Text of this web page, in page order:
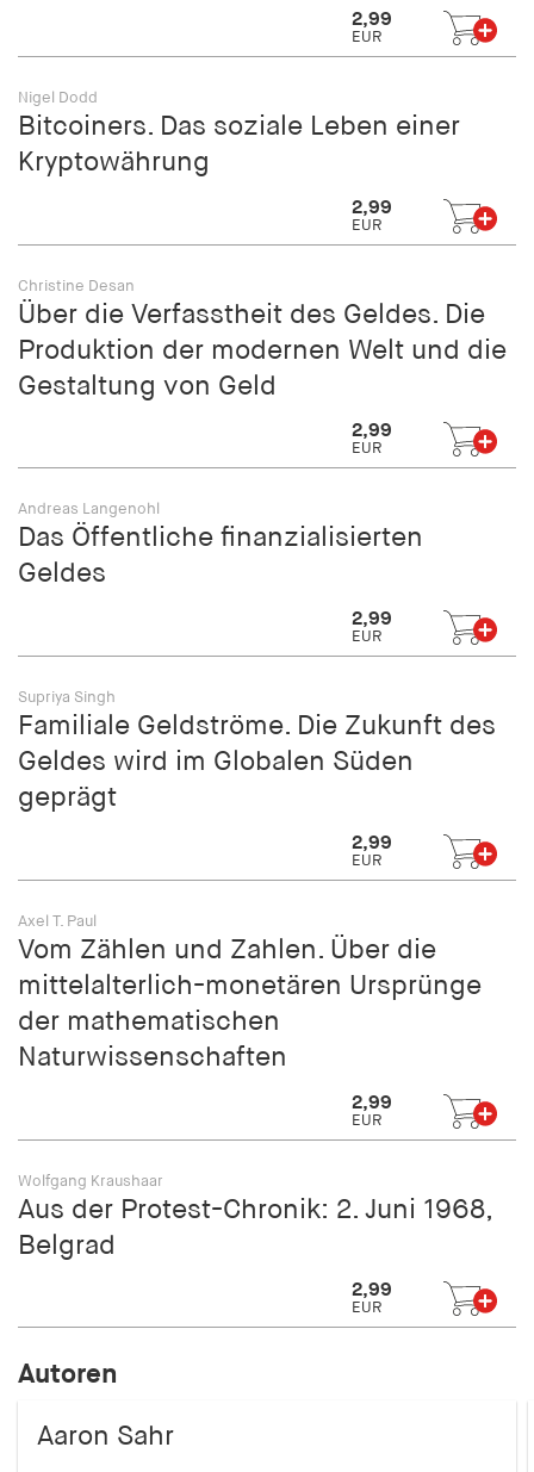
2,99
EUR
Nigel Dodd
Bitcoiners. Das soziale Leben einer
Kryptowährung
2,99
EUR
Christine Desan
Über die Verfasstheit des Geldes. Die
Produktion der modernen Welt und die
Gestaltung von Geld
2,99
EUR
Andreas Langenohl
Das Öffentliche finanzialisierten
Geldes
2,99
EUR
Supriya Singh
Familiale Geldströme. Die Zukunft des
Geldes wird im Globalen Süden
geprägt
2,99
EUR
Axel T. Paul
Vom Zählen und Zahlen. Über die
mittelalterlich-monetären Ursprünge
der mathematischen
Naturwissenschaften
2,99
EUR
Wolfgang Kraushaar
Aus der Protest-Chronik: 2. Juni 1968,
Belgrad
2,99
EUR
Autoren
Aaron Sahr